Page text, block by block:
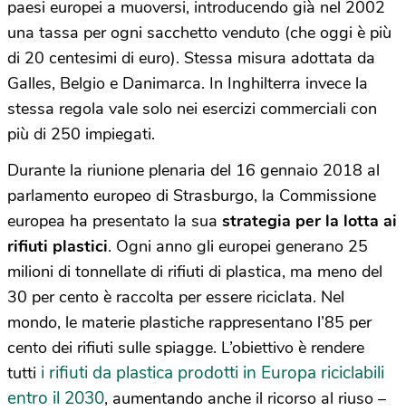
paesi europei a muoversi, introducendo già nel 2002
una tassa per ogni sacchetto venduto (che oggi è più
di 20 centesimi di euro). Stessa misura adottata da
Galles, Belgio e Danimarca. In Inghilterra invece la
stessa regola vale solo nei esercizi commerciali con
più di 250 impiegati.
Durante la riunione plenaria del 16 gennaio 2018 al
parlamento europeo di Strasburgo, la Commissione
europea ha presentato la sua strategia per la lotta ai
rifiuti plastici. Ogni anno gli europei generano 25
milioni di tonnellate di rifiuti di plastica, ma meno del
30 per cento è raccolta per essere riciclata. Nel
mondo, le materie plastiche rappresentano l’85 per
cento dei rifiuti sulle spiagge. L’obiettivo è rendere
tutti i rifiuti da plastica prodotti in Europa riciclabili
entro il 2030, aumentando anche il ricorso al riuso –